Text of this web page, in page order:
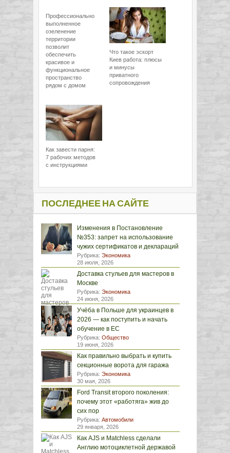
Профессионально
выполненное
озеленение
территории
позволит
обеспечить
красивое и
функциональное
пространство
рядом с домом
Что такое эскорт
Киев работа: плюсы
и минусы
приватного
сопровождения
Как завести парня:
7 рабочих методов
с инструкциями
ПОСЛЕДНЕЕ НА САЙТЕ
Изменения в Постановление
№353: запрет на использование
чужих сертификатов и деклараций
Рубрика: Экономика
28 июля, 2026
Доставка стульев для мастеров в
Москве
Рубрика: Экономика
24 июня, 2026
Учёба в Польше для украинцев в
2026 — как поступить и начать
обучение в ЕС
Рубрика: Общество
19 июня, 2026
Как правильно выбрать и купить
секционные ворота для гаража
Рубрика: Экономика
30 мая, 2026
Ford Transit второго поколения:
почему этот «работяга» жив до
сих пор
Рубрика: Автомобили
29 января, 2026
Как AJS и Matchless сделали
Англию мотоциклетной державой